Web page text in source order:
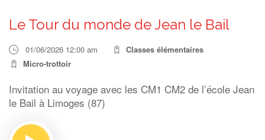
RECHERCHER
Le Tour du monde de Jean le Bail
01/06/2026 12:00 am
Classes élémentaires
Micro-trottoir
Invitation au voyage avec les CM1 CM2 de l’école Jean
le Bail à Limoges (87)